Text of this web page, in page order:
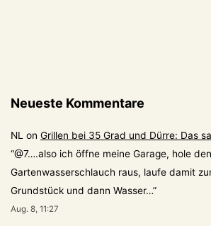
Neueste Kommentare
NL on Grillen bei 35 Grad und Dürre: Das
“@7….also ich öffne meine Garage, hole
Gartenwasserschlauch raus, laufe damit
Grundstück und dann Wasser…”
Aug. 8, 11:27